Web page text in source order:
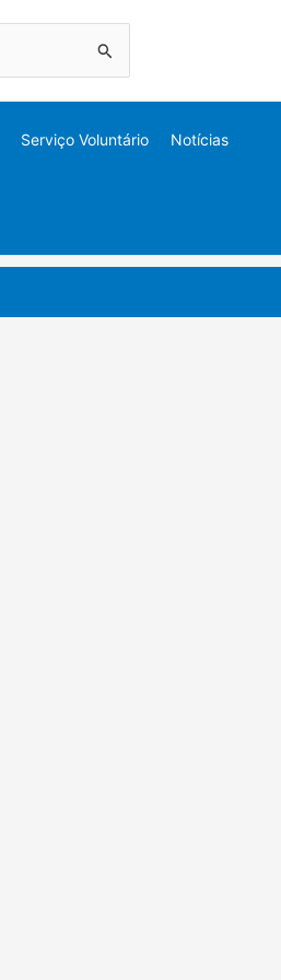
Serviço Voluntário Notícias